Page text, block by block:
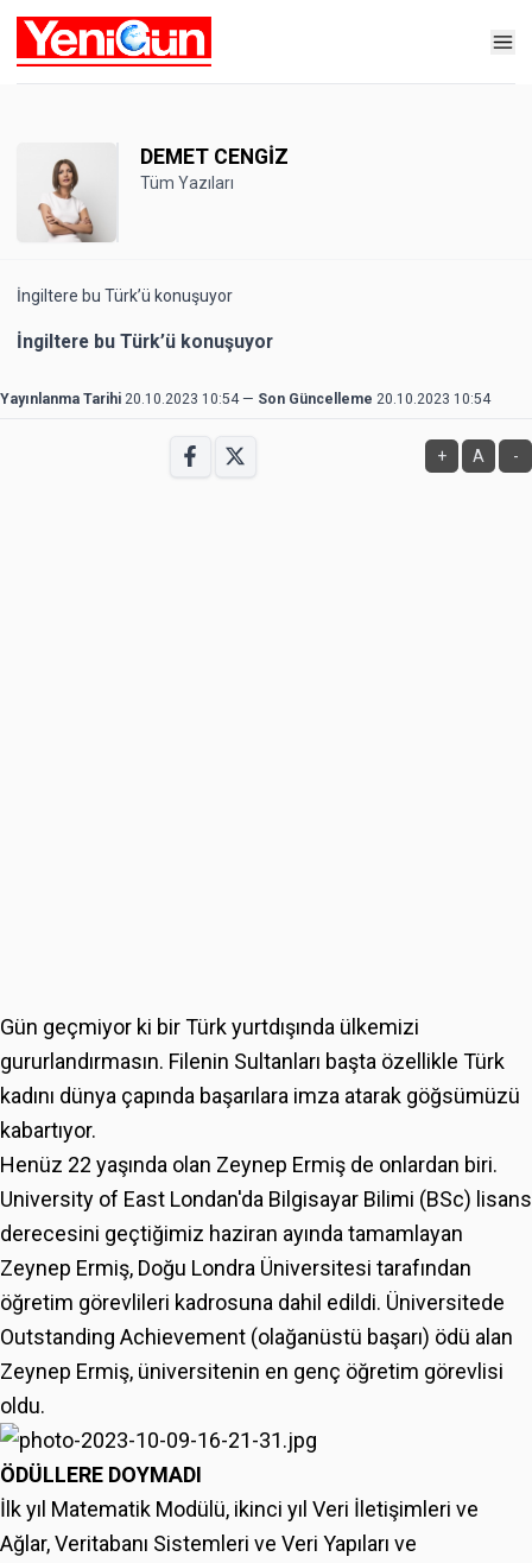
DEMET CENGİZ
Tüm Yazıları
İngiltere bu Türk’ü konuşuyor
İngiltere bu Türk’ü konuşuyor
Yayınlanma Tarihi 20.10.2023 10:54— Son Güncelleme 20.10.2023 10:54
+ A -
Gün geçmiyor ki bir Türk yurtdışında ülkemizi
gururlandırmasın. Filenin Sultanları başta özellikle Türk
kadını dünya çapında başarılara imza atarak göğsümüzü
kabartıyor.
Henüz 22 yaşında olan Zeynep Ermiş de onlardan biri.
University of East Londan'da Bilgisayar Bilimi (BSc) lisans
derecesini geçtiğimiz haziran ayında tamamlayan
Zeynep Ermiş, Doğu Londra Üniversitesi tarafından
öğretim görevlileri kadrosuna dahil edildi. Üniversitede
Outstanding Achievement (olağanüstü başarı) ödü alan
Zeynep Ermiş, üniversitenin en genç öğretim görevlisi
oldu.
ÖDÜLLERE DOYMADI
İlk yıl Matematik Modülü, ikinci yıl Veri İletişimleri ve
Ağlar, Veritabanı Sistemleri ve Veri Yapıları ve